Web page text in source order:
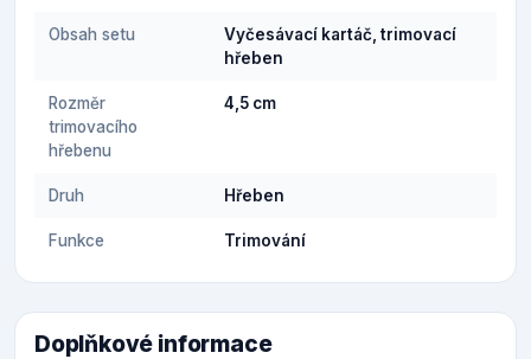
Obsah setu
Vyčesávací kartáč, trimovací
hřeben
Rozměr
trimovacího
hřebenu
4,5 cm
Druh Hřeben
Funkce Trimování
Doplňkové informace